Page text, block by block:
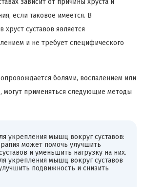
зависит от причины хруста и
если таковое имеется. В
хруст суставов является
и не требует специфического
болями, воспалением или
могут применяться следующие методы
укрепления мышц вокруг суставов:
может помочь улучшить
и уменьшить нагрузку на них.
укрепления мышц вокруг суставов
подвижность и снизить